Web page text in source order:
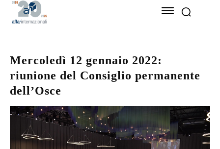
Mercoledì 12 gennaio 2022:
riunione del Consiglio permanente
dell’Osce